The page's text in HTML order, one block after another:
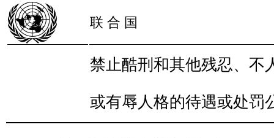
联 合 国
禁止酷刑和其他残忍、不
或有辱人格的待遇或处罚